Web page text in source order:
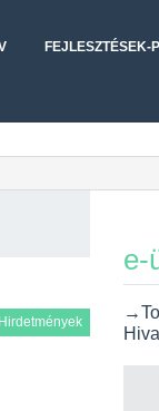
FEJLESZTÉSEK-
Hirdetmények
e-